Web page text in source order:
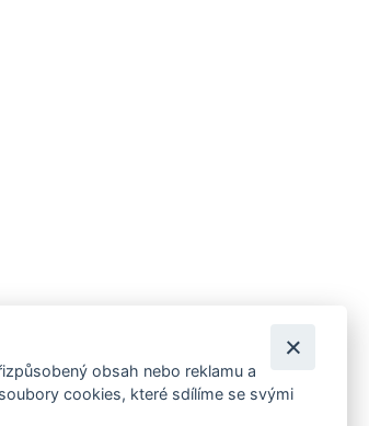
na kulturní a sportovní akce?
obsah nebo reklamu a
cookies, které sdílíme se svými